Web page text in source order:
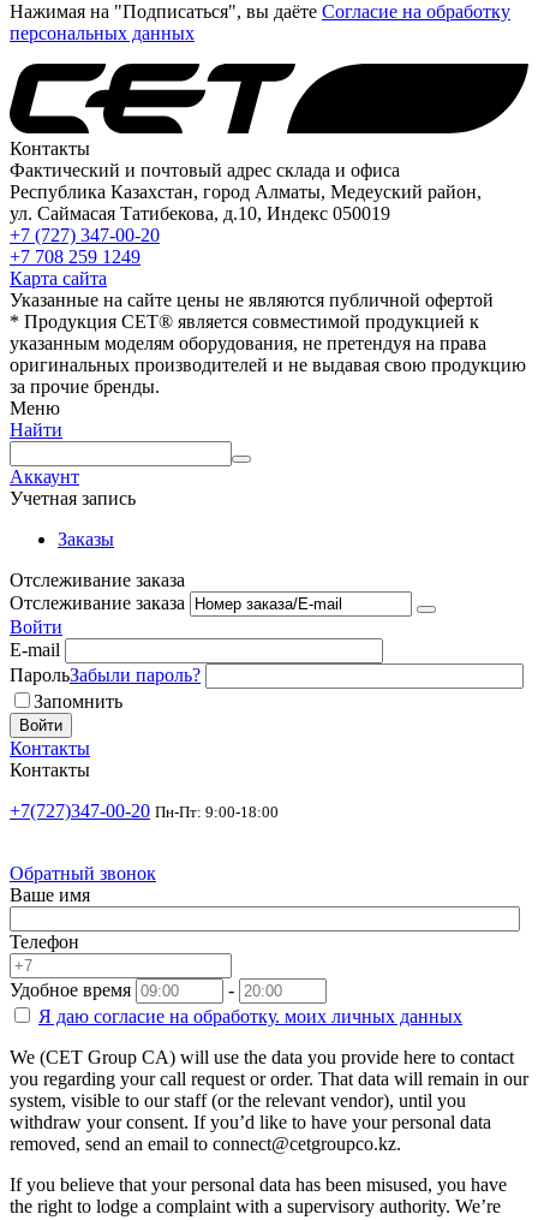
Нажимая на "Подписаться", вы даёте Согласие на обработку
персональных данных
Контакты
Фактический и почтовый адрес склада и офиса
Республика Казахстан, город Алматы, Медеуский район,
ул. Саймасая Татибекова, д.10, Индекс 050019
+7 (727) 347-00-20
+7 708 259 1249
Карта сайта
Указанные на сайте цены не являются публичной офертой
* Продукция СЕТ® является совместимой продукцией к
указанным моделям оборудования, не претендуя на права
оригинальных производителей и не выдавая свою продукцию
за прочие бренды.
Меню
Найти
Аккаунт
Учетная запись
Заказы
Отслеживание заказа
Отслеживание заказа
Войти
E-mail
ПарольЗабыли пароль?
Запомнить
Войти
Контакты
Контакты
+7(727)347-00-20 Пн-Пт: 9:00-18:00
Обратный звонок
Ваше имя
Телефон
Удобное время
-
Я даю согласие на обработку. моих личных данных
We (CET Group CA) will use the data you provide here to contact
you regarding your call request or order. That data will remain in our
system, visible to our staff (or the relevant vendor), until you
withdraw your consent. If you’d like to have your personal data
removed, send an email to connect@cetgroupco.kz.
If you believe that your personal data has been misused, you have
the right to lodge a complaint with a supervisory authority. We’re